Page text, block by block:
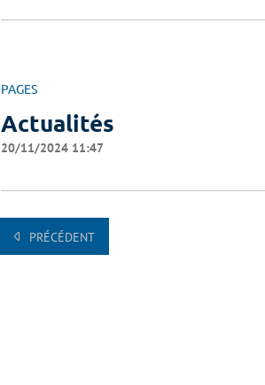
PAGES
Actualités
20/11/2024 11:47
PRÉCÉDENT